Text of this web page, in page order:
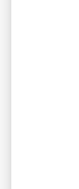
1.
Ce
de